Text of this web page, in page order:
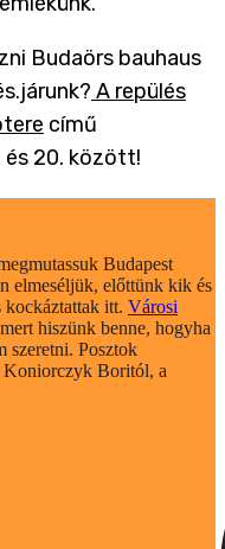
Budaörs bauhaus
A repülés
című
és 20. között!
Budapest
elmeséljük, előttünk kik és
kockáztattak itt. Városi
hiszünk benne, hogyha
szeretni. Posztok
Koniorczyk Boritól, a